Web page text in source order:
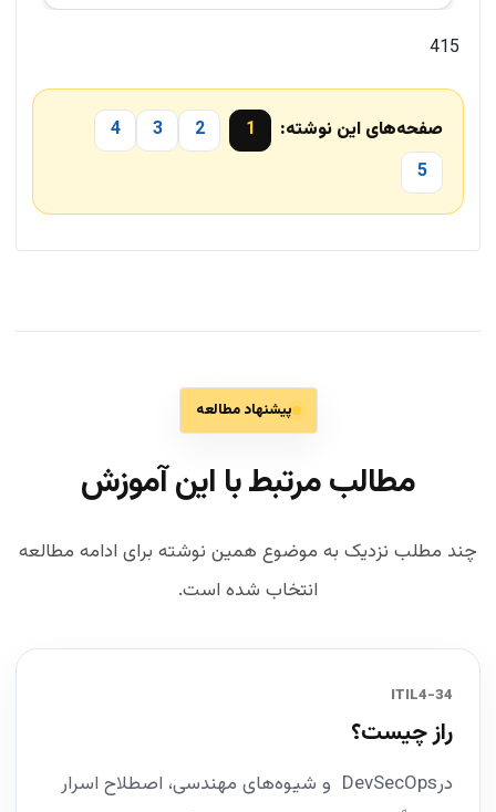
415
صفحه‌های این نوشته: 1
2
3
4
5
پیشنهاد مطالعه
مطالب مرتبط با این آموزش
چند مطلب نزدیک به موضوع همین نوشته برای ادامه مطالعه
انتخاب شده است.
34-ITIL4
راز چیست؟
درDevSecOps و شیوه‌های مهندسی، اصطلاح اسرار